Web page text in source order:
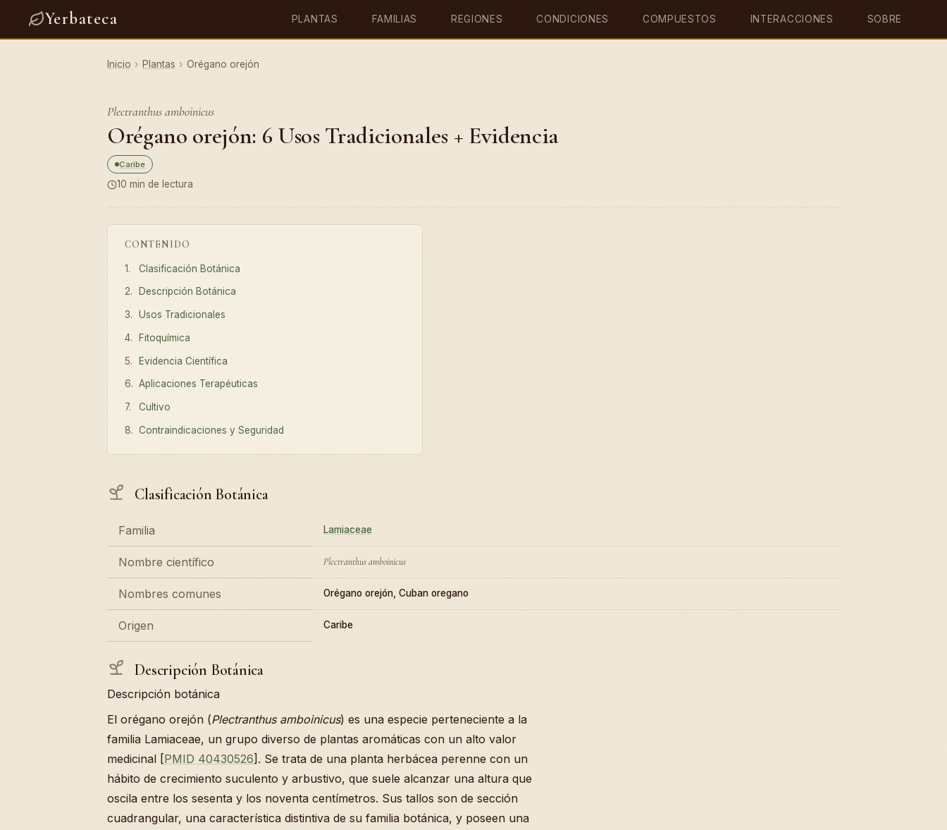
Yerbateca PLANTAS FAMILIAS REGIONES CONDICIONES COMPUESTOS INTERACCIONES SOBRE
Inicio › Plantas › Orégano orejón
Plectranthus amboinicus
Orégano orejón: 6 Usos Tradicionales + Evidencia
Caribe
10 min de lectura
CONTENIDO
Clasificación Botánica
Descripción Botánica
Usos Tradicionales
Fitoquímica
Evidencia Científica
Aplicaciones Terapéuticas
Cultivo
Contraindicaciones y Seguridad
Clasificación Botánica
Familia Lamiaceae
Nombre científico Plectranthus amboinicus
Nombres comunes Orégano orejón, Cuban oregano
Origen Caribe
Descripción Botánica
Descripción botánica
El orégano orejón (Plectranthus amboinicus) es una especie perteneciente a la
familia Lamiaceae, un grupo diverso de plantas aromáticas con un alto valor
medicinal [PMID 40430526]. Se trata de una planta herbácea perenne con un
hábito de crecimiento suculento y arbustivo, que suele alcanzar una altura que
oscila entre los sesenta y los noventa centímetros. Sus tallos son de sección
cuadrangular, una característica distintiva de su familia botánica, y poseen una